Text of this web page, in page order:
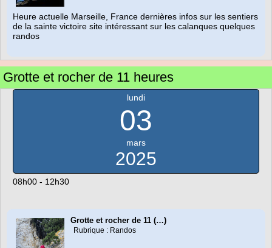
Heure actuelle Marseille, France dernières infos sur les sentiers
de la sainte victoire site intéressant sur les calanques quelques
randos
Grotte et rocher de 11 heures
lundi
03
mars
2025
08h00 - 12h30
Grotte et rocher de 11 (…)
Rubrique : Randos